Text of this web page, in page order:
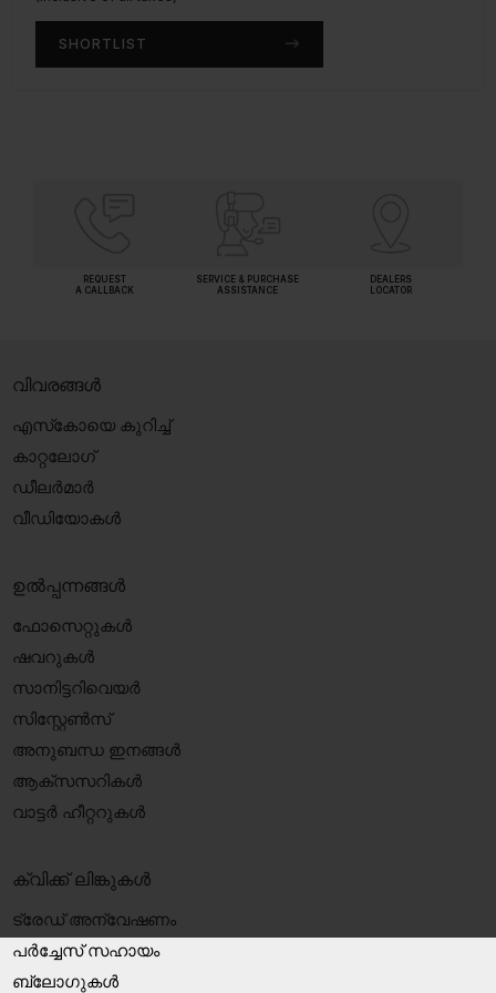
SHORTLIST
SHORTLIST
REQUEST
A CALLBACK
SERVICE & PURCHASE
ASSISTANCE
DEALERS
LOCATOR
വിവരങ്ങൾ
എസ്‍കോയെ കുറിച്ച്
കാറ്റലോഗ്
ഡീലർമാർ
വീഡിയോകൾ
ഉൽപ്പന്നങ്ങൾ
ഫോസെറ്റുകൾ
ഷവറുകൾ
സാനിട്ടറിവെയർ
സിസ്റ്റേൺസ്
അനുബന്ധ ഇനങ്ങൾ
ആക്‌സസറികൾ
വാട്ടർ ഹീറ്ററുകൾ
ക്വിക്ക് ലിങ്കുകൾ
ട്രേഡ് അന്വേഷണം
പർച്ചേസ് സഹായം
ബ്ലോഗുകൾ